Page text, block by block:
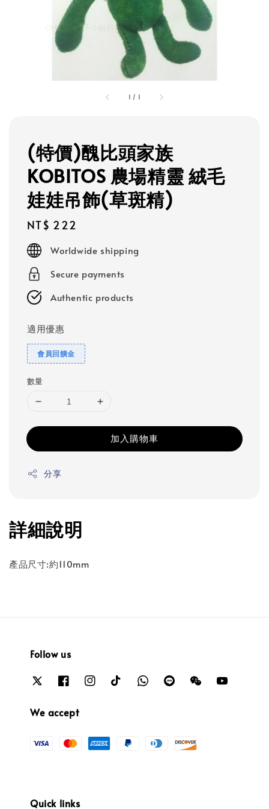
1 / 1
(特價)醜比頭家族
KOBITOS 農場精靈 絨毛
娃娃吊飾(草斑精)
Regular
price
NT$ 222
Worldwide shipping
Secure payments
Authentic products
適用優惠
會員回饋金
數量
加入購物車
分享
詳細說明
產品尺寸:約110mm
Follow us
We accept
Quick links